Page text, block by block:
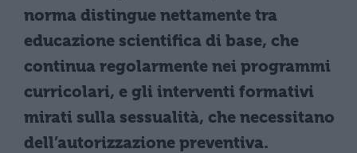
norma distingue nettamente tra
educazione scientifica di base, che
continua regolarmente nei programmi
curricolari, e gli interventi formativi
mirati sulla sessualità, che necessitano
dell’autorizzazione preventiva.